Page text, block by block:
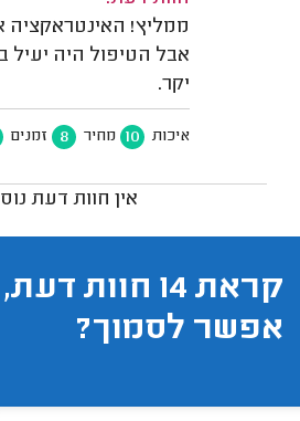
ממליץ! האינטראקציה
אבל הטיפול היה
יקר.
איכות 10 מחיר 8 זמנים
אין חוות דעת
קראת 14
אפשר לסמוך?